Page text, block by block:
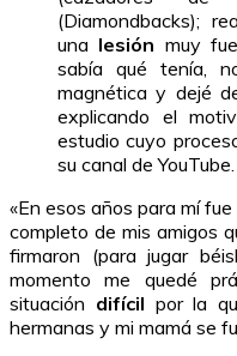
(Diamondbacks);
una lesión muy
sabía qué tenía,
magnética y dejé
explicando el
estudio cuyo
su canal de YouTube.
«En esos años para mí
completo de mis amigos
firmaron (para jugar
momento me quedé
situación difícil por la
hermanas y mi mamá se